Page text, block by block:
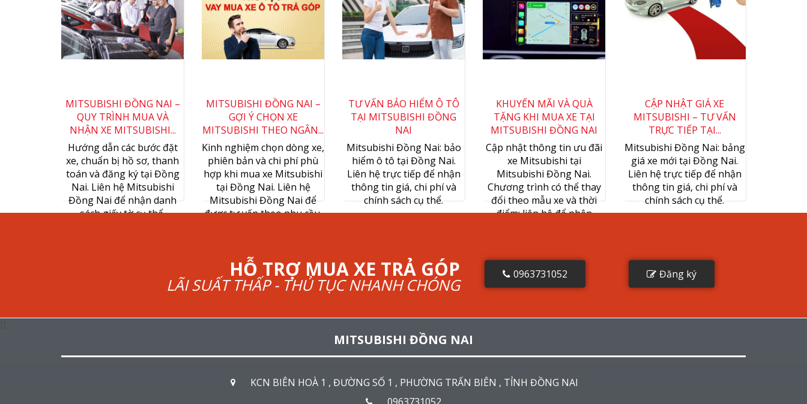
MITSUBISHI ĐỒNG NAI –
QUY TRÌNH MUA VÀ
NHẬN XE MITSUBISHI...
Hướng dẫn các bước đặt
xe, chuẩn bị hồ sơ, thanh
toán và đăng ký tại Đồng
Nai. Liên hệ Mitsubishi
Đồng Nai để nhận danh
sách giấy tờ cụ thể.
MITSUBISHI ĐỒNG NAI –
GỢI Ý CHỌN XE
MITSUBISHI THEO NGÂN...
Kinh nghiệm chọn dòng xe,
phiên bản và chi phí phù
hợp khi mua xe Mitsubishi
tại Đồng Nai. Liên hệ
Mitsubishi Đồng Nai để
được tư vấn theo nhu cầu.
TƯ VẤN BẢO HIỂM Ô TÔ
TẠI MITSUBISHI ĐỒNG
NAI
Mitsubishi Đồng Nai: bảo
hiểm ô tô tại Đồng Nai.
Liên hệ trực tiếp để nhận
thông tin giá, chi phí và
chính sách cụ thể.
KHUYẾN MÃI VÀ QUÀ
TẶNG KHI MUA XE TẠI
MITSUBISHI ĐỒNG NAI
Cập nhật thông tin ưu đãi
xe Mitsubishi tại
Mitsubishi Đồng Nai.
Chương trình có thể thay
đổi theo mẫu xe và thời
điểm; liên hệ để nhận
CẬP NHẬT GIÁ XE
MITSUBISHI – TƯ VẤN
TRỰC TIẾP TẠI...
Mitsubishi Đồng Nai: bảng
giá xe mới tại Đồng Nai.
Liên hệ trực tiếp để nhận
thông tin giá, chi phí và
chính sách cụ thể.
HỖ TRỢ MUA XE TRẢ GÓP
LÃI SUẤT THẤP - THỦ TỤC NHANH CHÓNG
0963731052 Đăng ký
MITSUBISHI ĐỒNG NAI
KCN BIÊN HOÀ 1 , ĐƯỜNG SỐ 1 , PHƯỜNG TRẤN BIÊN , TỈNH ĐỒNG NAI